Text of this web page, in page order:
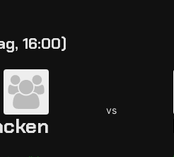
16:00)
vs